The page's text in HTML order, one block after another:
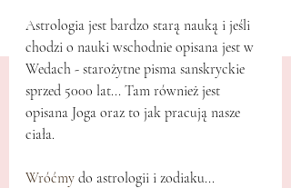
Astrologia jest bardzo starą nauką i jeśli
chodzi o nauki wschodnie opisana jest w
Wedach - starożytne pisma sanskryckie
sprzed 5000 lat... Tam również jest
opisana Joga oraz to jak pracują nasze
ciała.
Wróćmy do astrologii i zodiaku...